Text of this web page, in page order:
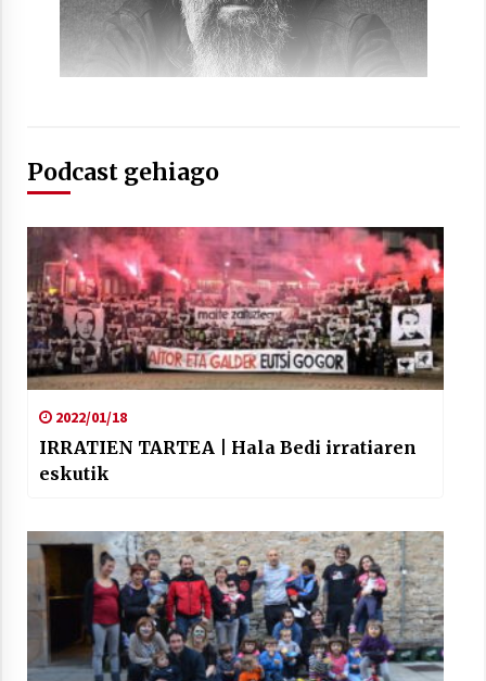
Telebistaren eskutik
Podcast gehiago
2022/01/18
IRRATIEN TARTEA | Hala Bedi irratiaren
eskutik